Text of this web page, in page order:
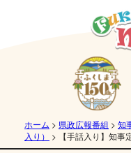
ホーム > 県政広報番組 > 知
入り）
> 【手話入り】知事